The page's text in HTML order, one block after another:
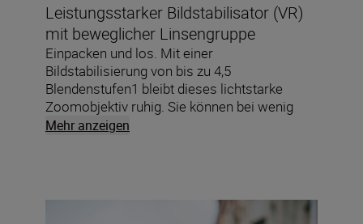
Leistungsstarker Bildstabilisator (VR)
mit beweglicher Linsengruppe
Einpacken und los. Mit einer
Bildstabilisierung von bis zu 4,5
Blendenstufen1 bleibt dieses lichtstarke
Zoomobjektiv ruhig. Sie können bei wenig
Licht schärfere Fotos aus der Hand machen
Mehr anzeigen